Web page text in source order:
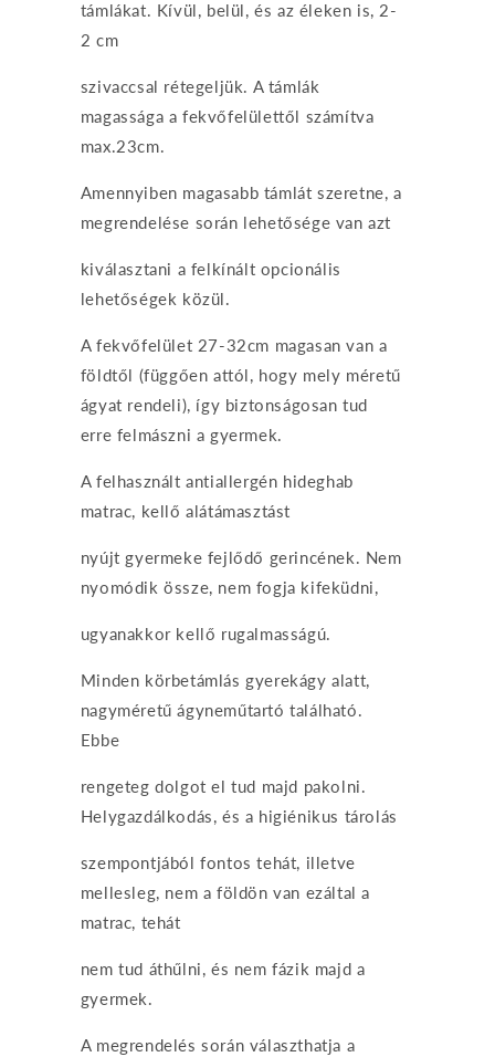
támlákat. Kívül, belül, és az éleken is, 2-
2 cm
szivaccsal rétegeljük. A támlák
magassága a fekvőfelülettől számítva
max.23cm.
Amennyiben magasabb támlát szeretne, a
megrendelése során lehetősége van azt
kiválasztani a felkínált opcionális
lehetőségek közül.
A fekvőfelület 27-32cm magasan van a
földtől (függően attól, hogy mely méretű
ágyat rendeli), így biztonságosan tud
erre felmászni a gyermek.
A felhasznált antiallergén hideghab
matrac, kellő alátámasztást
nyújt gyermeke fejlődő gerincének. Nem
nyomódik össze, nem fogja kifeküdni,
ugyanakkor kellő rugalmasságú.
Minden körbetámlás gyerekágy alatt,
nagyméretű ágyneműtartó található.
Ebbe
rengeteg dolgot el tud majd pakolni.
Helygazdálkodás, és a higiénikus tárolás
szempontjából fontos tehát, illetve
mellesleg, nem a földön van ezáltal a
matrac, tehát
nem tud áthűlni, és nem fázik majd a
gyermek.
A megrendelés során választhatja a